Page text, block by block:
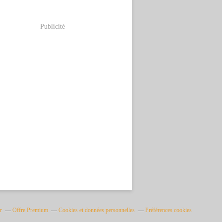
Publicité
Offre Premium Cookies et données personnelles Préférences cookies